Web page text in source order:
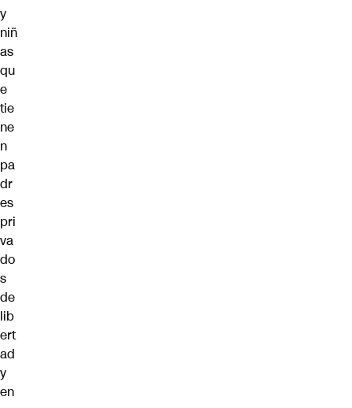
y
niñ
as
qu
e
tie
ne
n
pa
dr
es
pri
va
do
s
de
lib
ert
ad
y
en